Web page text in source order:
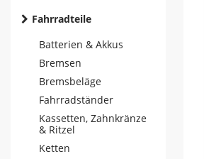
Fahrradteile
Batterien & Akkus
Bremsen
Bremsbeläge
Fahrradständer
Kassetten, Zahnkränze
& Ritzel
Ketten